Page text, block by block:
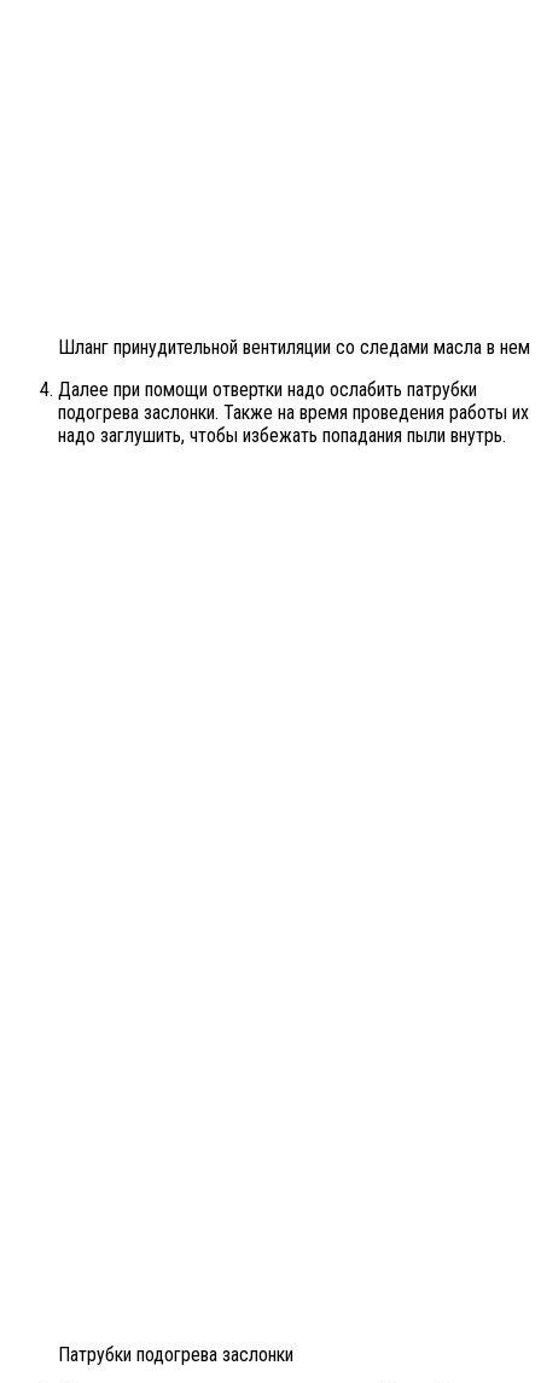
Шланг принудительной вентиляции со следами масла в нем
Далее при помощи отвертки надо ослабить патрубки
подогрева заслонки. Также на время проведения работы их
надо заглушить, чтобы избежать попадания пыли внутрь.
Патрубки подогрева заслонки